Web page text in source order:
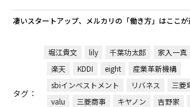
凄いスタートアップ、メルカリの「働き方」はここが
タグ：
堀江貴文 lily 千葉功太郎 家入一真
楽天
KDDI eight
産業革新機構
sbiインベストメント
リバネス 三菱
valu
三菱商事 キヤノン 吉野家